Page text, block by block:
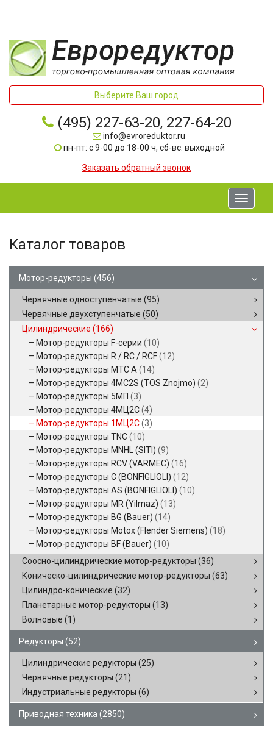
Выберите Ваш город
(495) 227-63-20, 227-64-20
info@evroreduktor.ru
пн-пт: с 9-00 до 18-00 ч, сб-вс: выходной
Заказать обратный звонок
Toggle
Каталог товаров
Мотор-редукторы (456)
Червячные одноступенчатые (95)
Червячные двухступенчатые (50)
Цилиндрические (166)
Мотор-редукторы F-серии (10)
Мотор-редукторы R / RC / RCF(12)
Мотор-редукторы MTC A (14)
Мотор-редукторы 4MC2S (TOS Znojmo) (2)
Мотор-редукторы 5МП (3)
Мотор-редукторы 4МЦ2С(4)
Мотор-редукторы 1МЦ2С(3)
Мотор-редукторы TNC(10)
Мотор-редукторы MNHL (SITI) (9)
Мотор-редукторы RCV (VARMEC) (16)
Мотор-редукторы C (BONFIGLIOLI) (12)
Мотор-редукторы AS (BONFIGLIOLI) (10)
Мотор-редукторы MR (Yilmaz) (13)
Мотор-редукторы BG (Bauer) (14)
Мотор-редукторы Motox (Flender Siemens) (18)
Мотор-редукторы BF (Bauer) (10)
Соосно-цилиндрические мотор-редукторы (36)
Коническо-цилиндрические мотор-редукторы (63)
Цилиндро-конические (32)
Планетарные мотор-редукторы (13)
Волновые (1)
Редукторы (52)
Цилиндрические редукторы (25)
Червячные редукторы (21)
Индустриальные редукторы (6)
Приводная техника (2850)